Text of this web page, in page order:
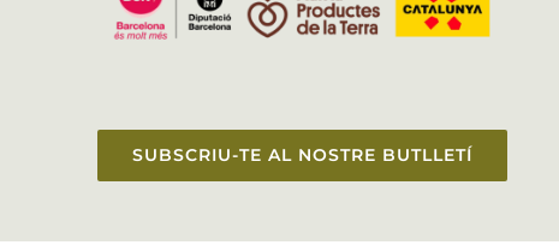
SUBSCRIU-TE AL NOSTRE BUTLLETÍ